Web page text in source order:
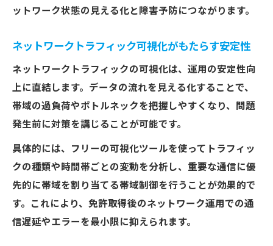
ぐ実例
免許取得者におすすめのトラフィック監視
フリーソフト
ネットワークトラフィック可視化フリーの
導入手順
フリーソフトで始めるトラフィック監視の
コツ
トラフィック監視Windowsで効果を最大化
する方法
ネットワークトラフィック測定で押さえる
べきポイント
ットワーク状態の見える化と障害予防につながります。
ネットワークトラフィック可視化がもたらす安定性
ネットワークトラフィックの可視化は、運用の安定性向
上に直結します。データの流れを見える化することで、
帯域の過負荷やボトルネックを把握しやすくなり、問題
発生前に対策を講じることが可能です。
具体的には、フリーの可視化ツールを使ってトラフィッ
クの種類や時間帯ごとの変動を分析し、重要な通信に優
先的に帯域を割り当てる帯域制御を行うことが効果的で
す。これにより、免許取得後のネットワーク運用での通
信遅延やエラーを最小限に抑えられます。